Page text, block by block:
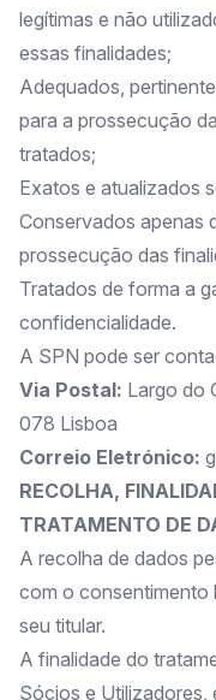
legítimas e não
essas finalidades;
Adequados,
para a prossecução
tratados;
Exatos e atualizados
Conservados apenas
prossecução das
Tratados de forma a
confidencialidade.
A SPN pode ser
Via Postal: Largo do
078 Lisboa
Correio Eletrónico:
RECOLHA,
TRATAMENTO DE
A recolha de dados
com o consentimento
seu titular.
A finalidade do
Sócios e